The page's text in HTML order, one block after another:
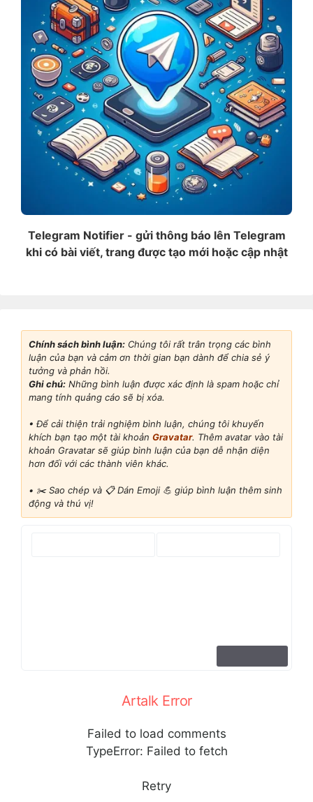
Telegram Notifier - gửi thông báo lên Telegram
khi có bài viết, trang được tạo mới hoặc cập nhật
Chính sách bình luận: Chúng tôi rất trân trọng các bình
luận của bạn và cảm ơn thời gian bạn dành để chia sẻ ý
tưởng và phản hồi.
Ghi chú: Những bình luận được xác định là spam hoặc chỉ
mang tính quảng cáo sẽ bị xóa.
• Để cải thiện trải nghiệm bình luận, chúng tôi khuyến
khích bạn tạo một tài khoản Gravatar. Thêm avatar vào tài
khoản Gravatar sẽ giúp bình luận của bạn dễ nhận diện
hơn đối với các thành viên khác.
• ✂️ Sao chép và 📋 Dán Emoji 💪 giúp bình luận thêm sinh
động và thú vị!
Artalk Error
Failed to load comments
TypeError: Failed to fetch
Retry